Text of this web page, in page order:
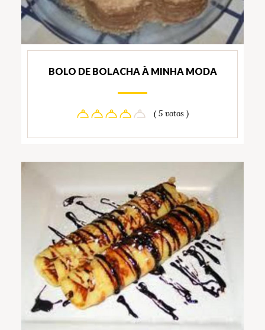
BOLO DE BOLACHA À MINHA MODA
( 5 votos )